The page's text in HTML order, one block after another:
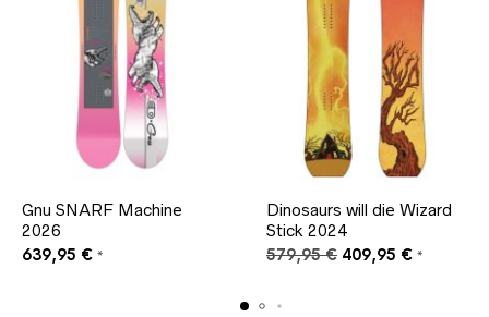
Gnu SNARF Machine
2026
639,95 € *
Dinosaurs will die Wizard
Stick 2024
579,95€ Ursprünglicher
409,95 €Aktueller
*